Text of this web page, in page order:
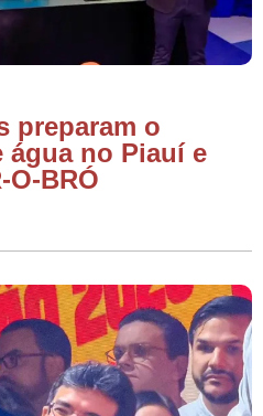
preparam o
água no Piauí e
O-BRÓ